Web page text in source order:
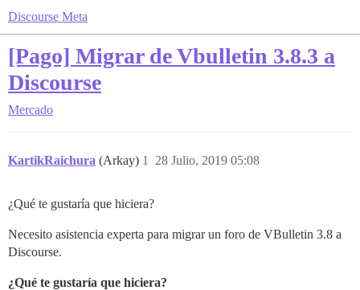
Discourse Meta
[Pago] Migrar de Vbulletin 3.8.3 a
Discourse
Mercado
KartikRaichura (Arkay) 28 Julio, 2019 05:08
1
¿Qué te gustaría que hiciera?
Necesito asistencia experta para migrar un foro de VBulletin 3.8 a
Discourse.
¿Qué te gustaría que hiciera?